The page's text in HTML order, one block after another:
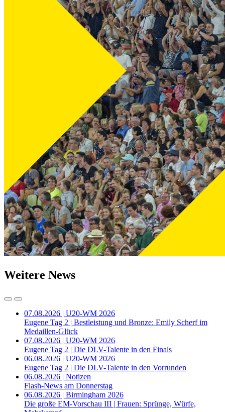
Weitere News
07.08.2026 | U20-WM 2026
Eugene Tag 2 | Bestleistung und Bronze: Emily Scherf im
Medaillen-Glück
07.08.2026 | U20-WM 2026
Eugene Tag 2 | Die DLV-Talente in den Finals
06.08.2026 | U20-WM 2026
Eugene Tag 2 | Die DLV-Talente in den Vorrunden
06.08.2026 | Notizen
Flash-News am Donnerstag
06.08.2026 | Birmingham 2026
Die große EM-Vorschau III | Frauen: Sprünge, Würfe,